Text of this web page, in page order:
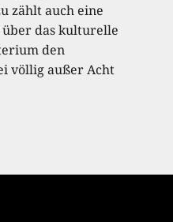
zählt auch eine
das kulturelle
den
völlig außer Acht